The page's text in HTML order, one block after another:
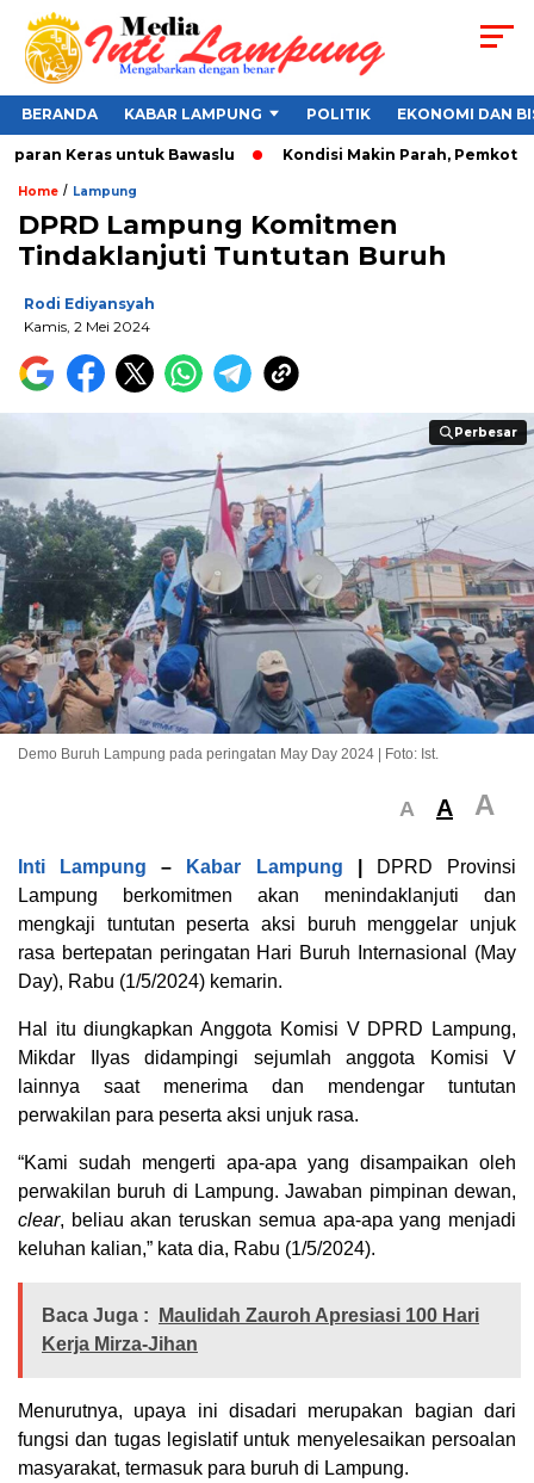
BERANDA KABAR LAMPUNG POLITIK EKONOMI DAN
Keras untuk Bawaslu Kondisi Makin Parah, Pemkot
Home / Lampung
DPRD Lampung Komitmen
Tindaklanjuti Tuntutan Buruh
Rodi Ediyansyah
Kamis, 2 Mei 2024
Perbesar
Perbesar
Demo Buruh Lampung pada peringatan May Day 2024 | Foto: Ist.
A A A
Inti Lampung – Kabar Lampung
DPRD Provinsi
Lampung berkomitmen akan menindaklanjuti dan
mengkaji tuntutan peserta aksi buruh menggelar unjuk
rasa bertepatan peringatan Hari Buruh Internasional (May
Day), Rabu (1/5/2024) kemarin.
Hal itu diungkapkan Anggota Komisi V DPRD Lampung,
Mikdar Ilyas didampingi sejumlah anggota Komisi V
lainnya saat menerima dan mendengar tuntutan
perwakilan para peserta aksi unjuk rasa.
“Kami sudah mengerti apa-apa yang disampaikan oleh
perwakilan buruh di Lampung. Jawaban pimpinan dewan,
clear, beliau akan teruskan semua apa-apa yang menjadi
keluhan kalian,” kata dia, Rabu (1/5/2024).
Baca Juga :
Maulidah Zauroh Apresiasi 100 Hari
Kerja Mirza-Jihan
Menurutnya, upaya ini disadari merupakan bagian dari
fungsi dan tugas legislatif untuk menyelesaikan persoalan
masyarakat, termasuk para buruh di Lampung.